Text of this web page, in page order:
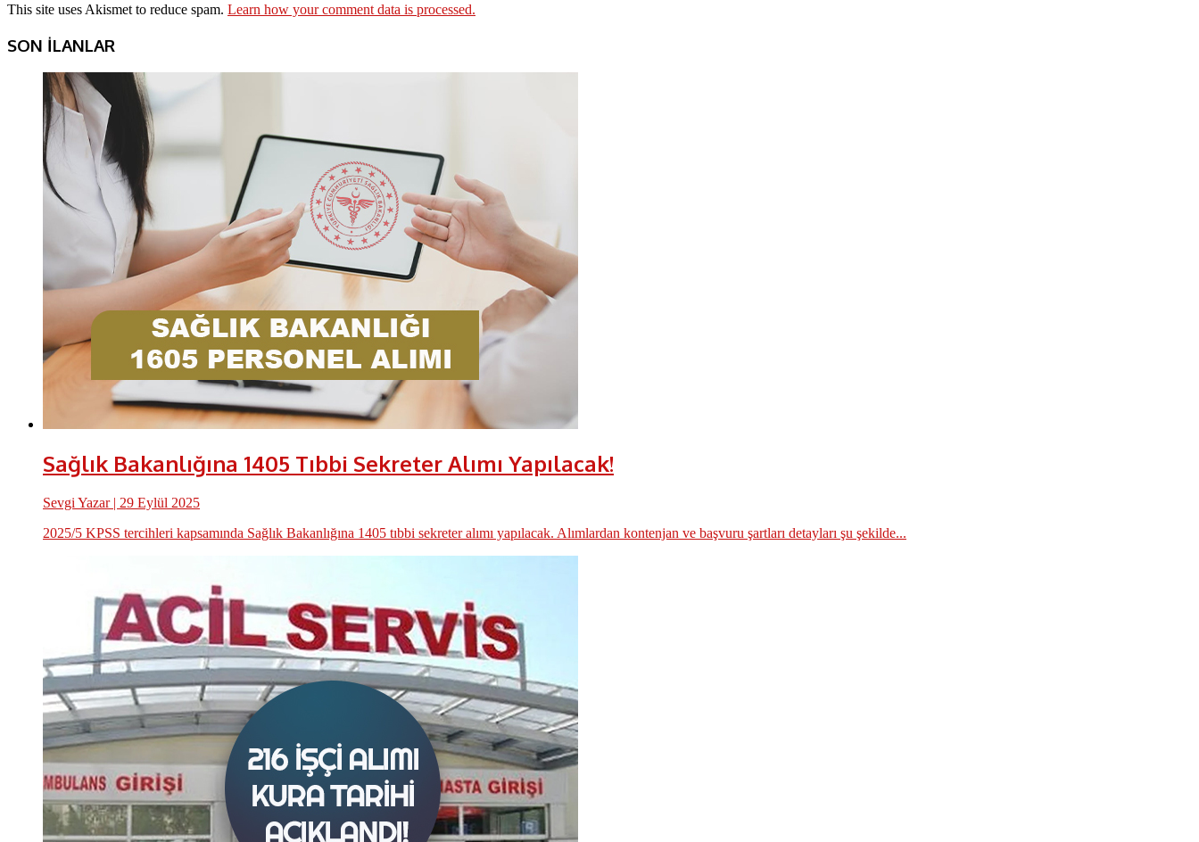
This site uses Akismet to reduce spam. Learn how your comment data is processed.
SON İLANLAR
Sağlık Bakanlığına 1405 Tıbbi Sekreter Alımı Yapılacak!
Sevgi Yazar| 29 Eylül 2025
2025/5 KPSS tercihleri kapsamında Sağlık Bakanlığına 1405 tıbbi sekreter alımı yapılacak. Alımlardan kontenjan ve başvuru şartları detayları şu şekilde...